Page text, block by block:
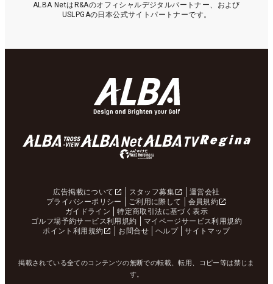
ALBA NetはR&Aのオフィシャルデジタルパートナー、および
USLPGAの日本公式サイトパートナーです。
広告掲載について スタッフ募集
運営会社
プライバシーポリシー
ご利用に際して
会員規約
ガイドライン
特定商取引法に基づく表示
ゴルフ場予約サービス利用規約
マイページサービス利用規約
ポイント利用規約
お問合せ ヘルプ サイトマップ
掲載されている全てのコンテンツの無断での転載、転用、コピー等は禁じま
す。